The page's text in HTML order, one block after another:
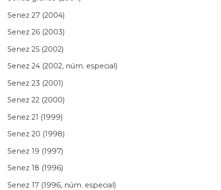
Senez 27 (2004)
Senez 26 (2003)
Senez 25 (2002)
Senez 24 (2002, núm. especial)
Senez 23 (2001)
Senez 22 (2000)
Senez 21 (1999)
Senez 20 (1998)
Senez 19 (1997)
Senez 18 (1996)
Senez 17 (1996, núm. especial)